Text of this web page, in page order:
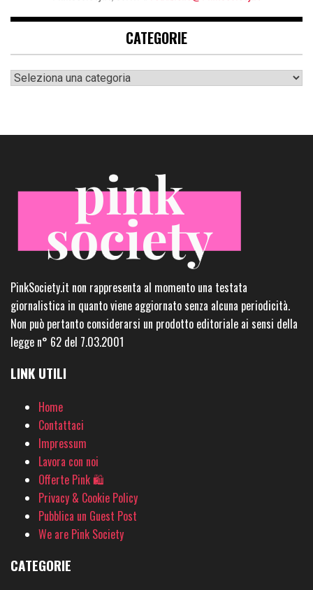
CATEGORIE
Categorie
PinkSociety.it non rappresenta al momento una testata
giornalistica in quanto viene aggiornato senza alcuna periodicità.
Non può pertanto considerarsi un prodotto editoriale ai sensi della
legge n° 62 del 7.03.2001
LINK UTILI
Home
Contattaci
Impressum
Lavora con noi
Offerte Pink 🛍
Privacy & Cookie Policy
Pubblica un Guest Post
We are Pink Society
CATEGORIE